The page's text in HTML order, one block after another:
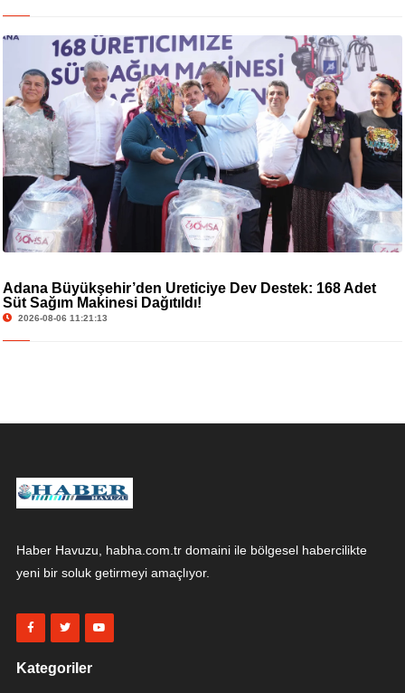
Adana Büyükşehir’den Üreticiye Dev Destek: 168 Adet
Süt Sağım Makinesi Dağıtıldı!
2026-08-06 11:21:13
Haber Havuzu, habha.com.tr domaini ile bölgesel habercilikte
yeni bir soluk getirmeyi amaçlıyor.
Kategoriler